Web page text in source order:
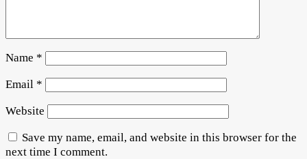
Name *
Email *
Website
Save my name, email, and website in this browser for the
next time I comment.